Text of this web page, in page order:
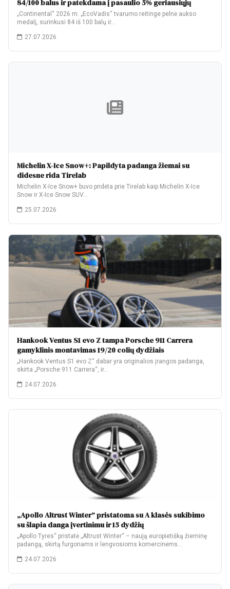
84/100 balus ir patekdama į pasaulio 5% geriausiųjų
„Continental“ 2026 m. „EcoVadis“ tvarumo reitinge pelnė aukso
medalį, surinkusi 84 iš 100 balų ir…
27.07.2026
Michelin X-Ice Snow+: Papildyta padanga žiemai su
didesne rida Tirelab
Michelin X-Ice Snow+ buvo pridėta prie Tirelab kaip Michelin X-Ice
Snow ir X-Ice Snow SUV…
25.07.2026
Hankook Ventus S1 evo Z tampa Porsche 911 Carrera
gamyklinis montavimas 19/20 colių dydžiais
„Hankook Ventus S1 evo Z“ dabar yra originalios įrangos padanga,
skirta „Porsche 911 Carrera“, ir…
24.07.2026
„Apollo Altrust Winter“ pristatoma su A klasės sukibimo
su šlapia danga įvertinimu ir 15 dydžių
„Apollo Tyres“ pristatė „Altrust Winter“ – naują europietišką žieminę
padangą, skirtą furgonams ir lengvosioms komercinėms…
24.07.2026